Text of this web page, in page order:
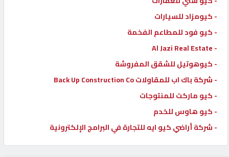
- كيومزاد للسيارات
- كيو فود للمطاعم الفخمة
- Al Jazi Real Estate
- كيوهوتيل للشقق المفروشة
- شركة باك اب للمقاولات Back Up Construction Co
- كيو ماركت للمنتوجات
- كيو هاوس للخدم
- شركة أراضي كيو ايه للتجارة في البرامج الإلكترونية